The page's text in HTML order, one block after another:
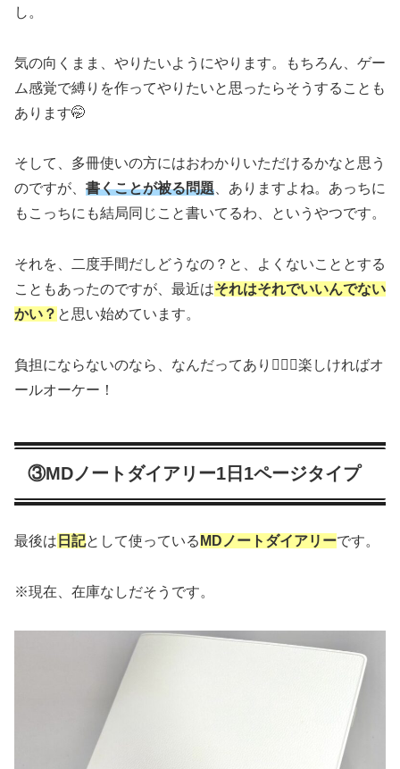
し。
気の向くまま、やりたいようにやります。もちろん、ゲー
ム感覚で縛りを作ってやりたいと思ったらそうすることも
あります🤭
そして、多冊使いの方にはおわかりいただけるかなと思う
のですが、 書くことが被る問題 、ありますよね。あっちに
もこっちにも結局同じこと書いてるわ、というやつです。
それを、二度手間だしどうなの？と、よくないこととする
こともあったのですが、最近はそれはそれでいいんでない
かい？ と思い始めています。
負担にならないのなら、なんだってあり🙆🏻‍♀️楽しければオ
ールオーケー！
③MDノートダイアリー1日1ページタイプ
最後は 日記として使っている MDノートダイアリーです。
※現在、在庫なしだそうです。